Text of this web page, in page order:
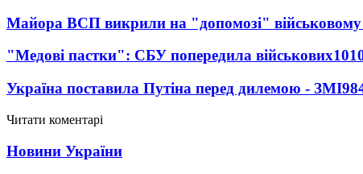
Майора ВСП викрили на "допомозі"
"Медові пастки": СБУ попередила військових
Україна поставила Путіна перед дилемою - ЗМІ
Читати коментарі
Новини України